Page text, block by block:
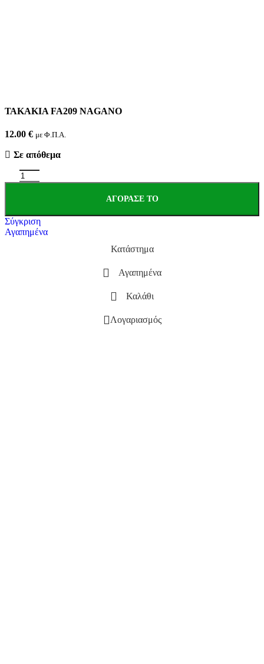
ΤΑΚΑΚΙΑ FA209 NAGANO
12.00 € με Φ.Π.Α.
Σε απόθεμα
ΑΓΌΡΑΣΕ ΤΟ
Σύγκριση
Αγαπημένα
Κατάστημα
Αγαπημένα
Καλάθι
Λογαριασμός